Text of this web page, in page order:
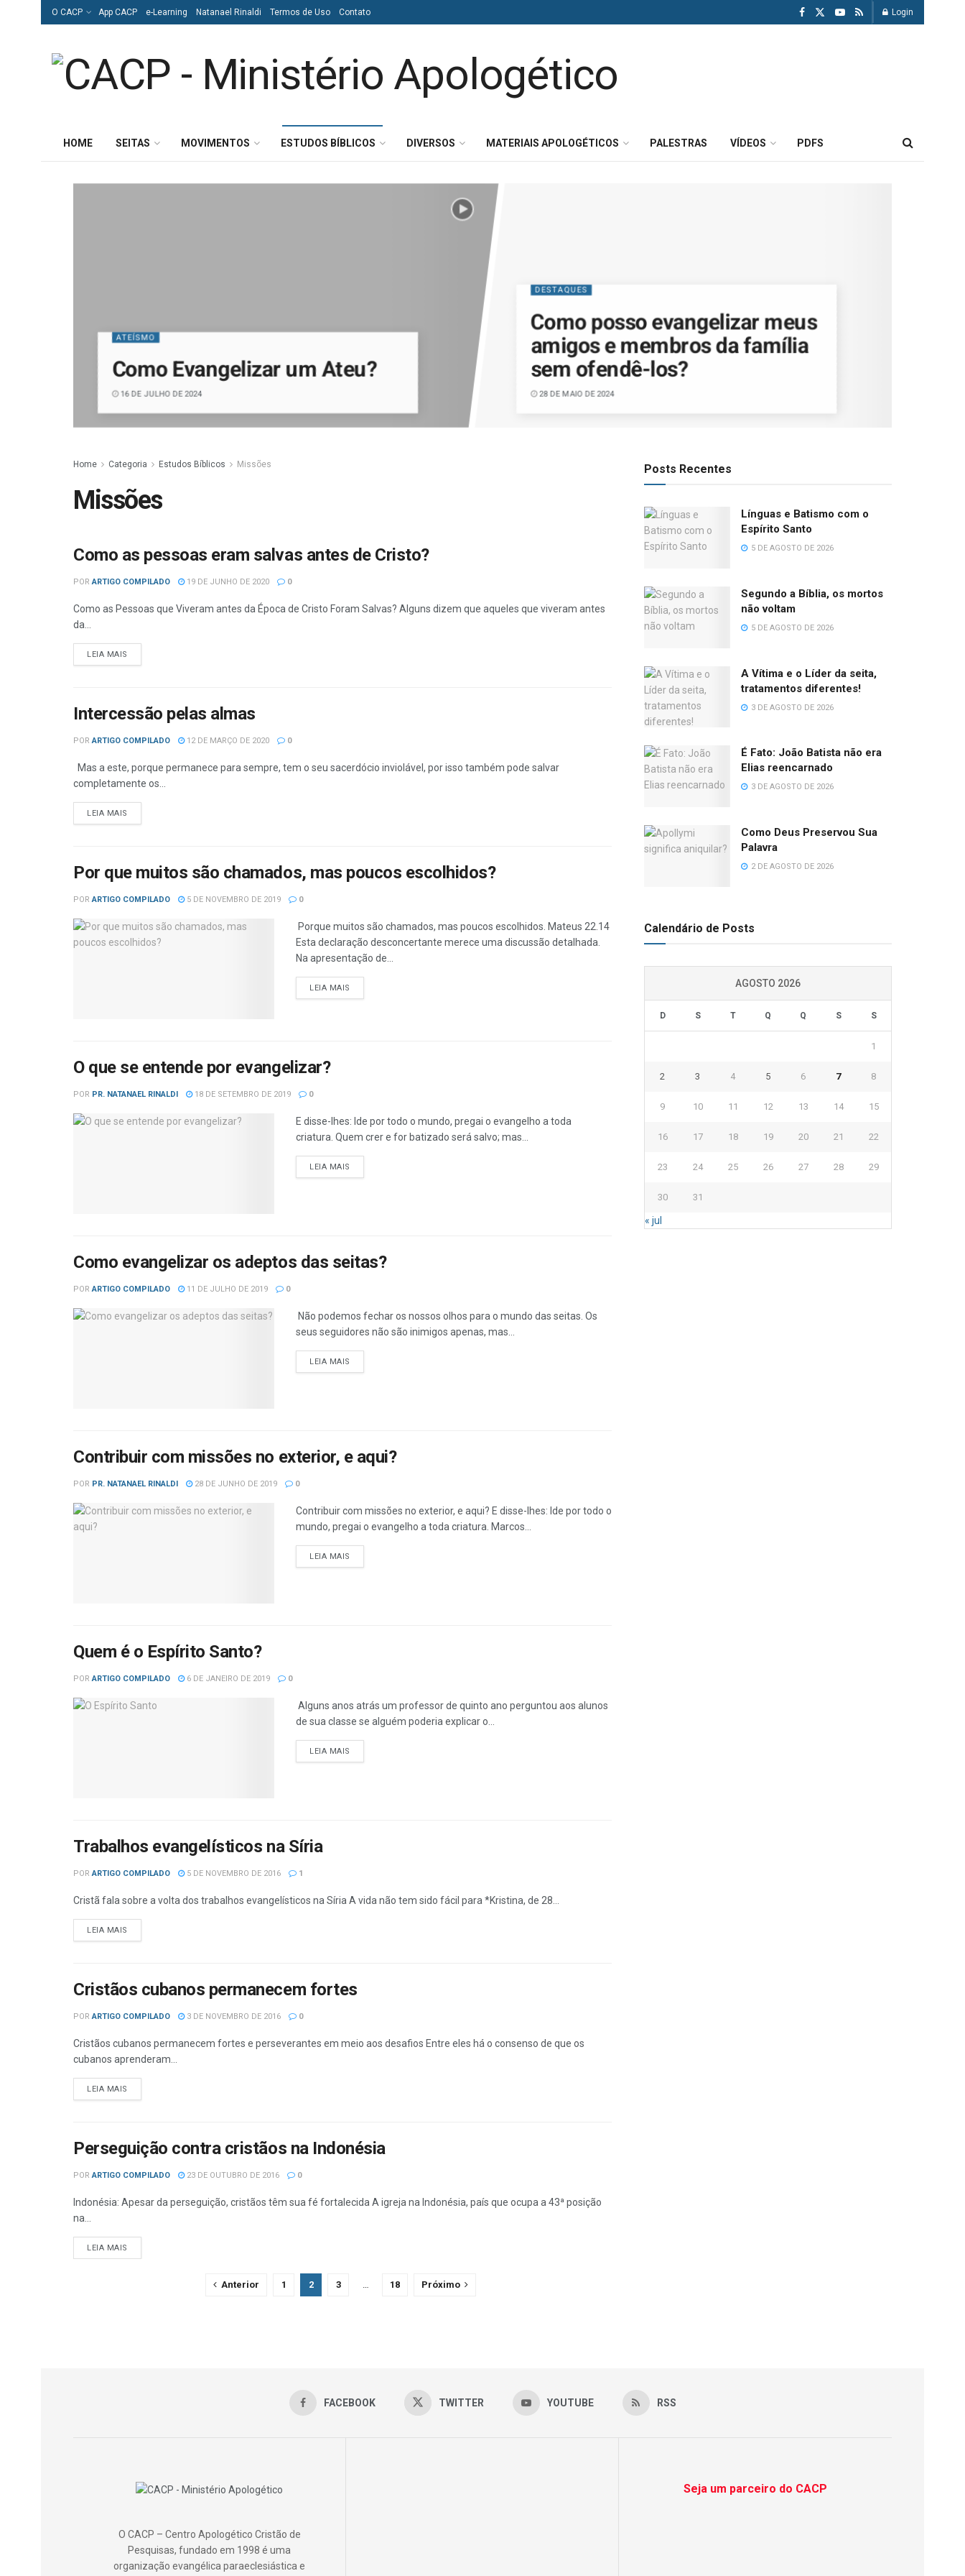
O CACP App CACP e-Learning Natanael Rinaldi Termos de Uso Contato Login
HOME SEITAS MOVIMENTOS ESTUDOS BÍBLICOS DIVERSOS MATERIAIS APOLOGÉTICOS PALESTRAS VÍDEOS PDFS
ATEÍSMO
Como Evangelizar um Ateu?
16 DE JULHO DE 2024
DESTAQUES
Como posso evangelizar meus
amigos e membros da família
sem ofendê-los?
28 DE MAIO DE 2024
Home Categoria Estudos Bíblicos Missões
Missões
Como as pessoas eram salvas antes de Cristo?
POR ARTIGO COMPILADO 19 DE JUNHO DE 2020 0
Como as Pessoas que Viveram antes da Época de Cristo Foram Salvas? Alguns dizem que aqueles que viveram antes
da...
LEIA MAIS
Intercessão pelas almas
POR ARTIGO COMPILADO 12 DE MARÇO DE 2020 0
Mas a este, porque permanece para sempre, tem o seu sacerdócio inviolável, por isso também pode salvar
completamente os...
LEIA MAIS
Por que muitos são chamados, mas poucos escolhidos?
POR ARTIGO COMPILADO 5 DE NOVEMBRO DE 2019 0
Porque muitos são chamados, mas poucos escolhidos. Mateus 22.14
Esta declaração desconcertante merece uma discussão detalhada.
Na apresentação de...
LEIA MAIS
O que se entende por evangelizar?
POR PR. NATANAEL RINALDI 18 DE SETEMBRO DE 2019 0
E disse-lhes: Ide por todo o mundo, pregai o evangelho a toda
criatura. Quem crer e for batizado será salvo; mas...
LEIA MAIS
Como evangelizar os adeptos das seitas?
POR ARTIGO COMPILADO 11 DE JULHO DE 2019 0
Não podemos fechar os nossos olhos para o mundo das seitas. Os
seus seguidores não são inimigos apenas, mas...
LEIA MAIS
Contribuir com missões no exterior, e aqui?
POR PR. NATANAEL RINALDI 28 DE JUNHO DE 2019 0
Contribuir com missões no exterior, e aqui? E disse-lhes: Ide por todo o
mundo, pregai o evangelho a toda criatura. Marcos...
LEIA MAIS
Quem é o Espírito Santo?
POR ARTIGO COMPILADO 6 DE JANEIRO DE 2019 0
Alguns anos atrás um professor de quinto ano perguntou aos alunos
de sua classe se alguém poderia explicar o...
LEIA MAIS
Trabalhos evangelísticos na Síria
POR ARTIGO COMPILADO 5 DE NOVEMBRO DE 2016 1
Cristã fala sobre a volta dos trabalhos evangelísticos na Síria A vida não tem sido fácil para *Kristina, de 28...
LEIA MAIS
Cristãos cubanos permanecem fortes
POR ARTIGO COMPILADO 3 DE NOVEMBRO DE 2016 0
Cristãos cubanos permanecem fortes e perseverantes em meio aos desafios Entre eles há o consenso de que os
cubanos aprenderam...
LEIA MAIS
Perseguição contra cristãos na Indonésia
POR ARTIGO COMPILADO 23 DE OUTUBRO DE 2016 0
Indonésia: Apesar da perseguição, cristãos têm sua fé fortalecida A igreja na Indonésia, país que ocupa a 43ª posição
na...
LEIA MAIS
Anterior 1 2 3 … 18 Próximo
Posts Recentes
Línguas e Batismo com o
Espírito Santo
5 DE AGOSTO DE 2026
Segundo a Bíblia, os mortos
não voltam
5 DE AGOSTO DE 2026
A Vítima e o Líder da seita,
tratamentos diferentes!
3 DE AGOSTO DE 2026
É Fato: João Batista não era
Elias reencarnado
3 DE AGOSTO DE 2026
Como Deus Preservou Sua
Palavra
2 DE AGOSTO DE 2026
Calendário de Posts
AGOSTO 2026
D S T Q Q S S
1
2 3 4 5 6 7 8
9 10 11 12 13 14 15
16 17 18 19 20 21 22
23 24 25 26 27 28 29
30 31
« jul
FACEBOOK TWITTER YOUTUBE RSS
O CACP – Centro Apologético Cristão de
Pesquisas, fundado em 1998 é uma
organização evangélica paraeclesiástica e
Seja um parceiro do CACP